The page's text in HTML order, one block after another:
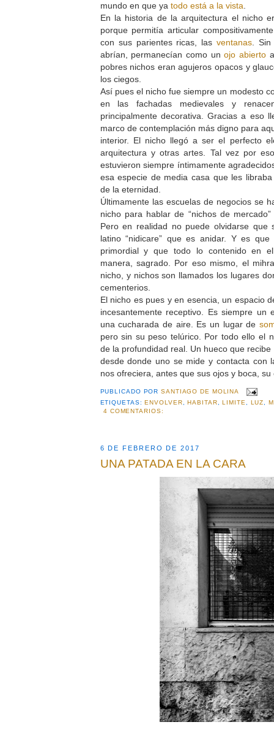
mundo en que ya todo está a la vista
En la historia de la arquitectura el nicho
porque permitía articular
con sus parientes ricas, lasventanas .
abrían, permanecían como unojo abierto
pobres nichos eran agujeros opacos y
los ciegos.
Así pues el nicho fue siempre un modesto
en las fachadas medievales y
principalmente decorativa. Gracias a eso
marco de contemplación más digno para
interior. El nicho llegó a ser el perfecto
arquitectura y otras artes. Tal vez por
estuvieron siempre íntimamente
esa especie de media casa que les
de la eternidad.
Últimamente las escuelas de negocios se
nicho para hablar de “nichos de
Pero en realidad no puede olvidarse que
latino “nidicare” que es anidar. Y es
primordial y que todo lo contenido en
manera, sagrado. Por eso mismo, el
nicho, y nichos son llamados los lugares
cementerios.
El nicho es pues y en esencia, un espacio
incesantemente receptivo. Es siempre un
una cucharada de aire. Es un lugar de
pero sin su peso telúrico. Por todo ello el
de la profundidad real. Un hueco que
desde donde uno se mide y contacta con
nos ofreciera, antes que sus ojos y boca, su
PUBLICADO PORSANTIAGO DE MOLINA
ETIQUETAS:ENVOLVER ,HABITAR ,LIMITE LUZ ,
4 COMENTARIOS:
6 DE FEBRERO DE 2017
UNA PATADA EN LA CARA